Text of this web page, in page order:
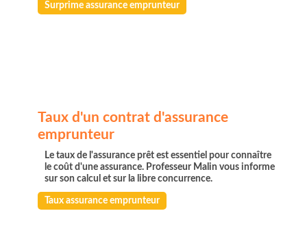
Surprime assurance emprunteur
Taux d'un contrat d'assurance
emprunteur
Le taux de l'assurance prêt est essentiel pour connaître
le coût d'une assurance. Professeur Malin vous informe
sur son calcul et sur la libre concurrence.
Taux assurance emprunteur